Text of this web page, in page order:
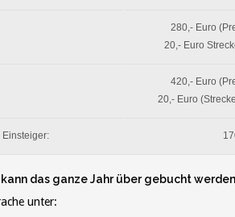
280,- Euro
20,- Euro
420,- Euro
20,- Euro
Einsteiger:
das ganze Jahr über gebucht
unter: